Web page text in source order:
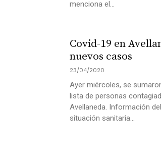
menciona el...
Covid-19 en
nuevos casos
23/04/2020
Ayer miércoles, se
lista de personas
Avellaneda. Información
situación sanitaria...